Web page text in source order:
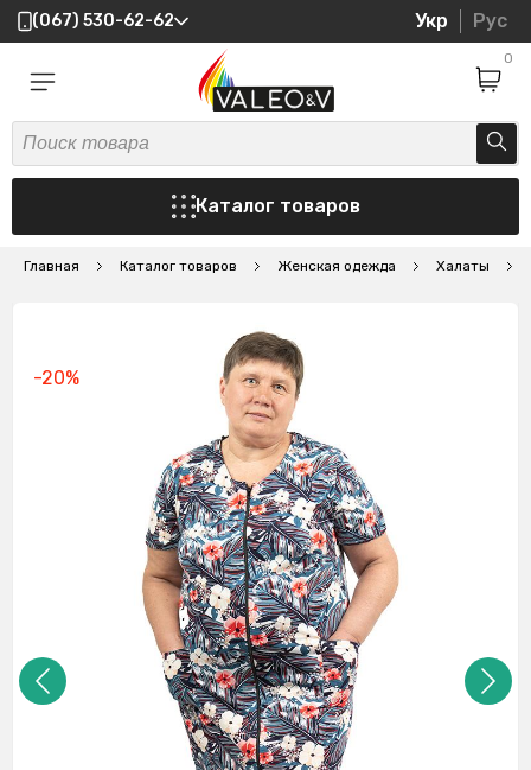
(067) 530-62-62 Укр Рус
0
Каталог товаров
Главная Каталог товаров Женская одежда Халаты
-20%